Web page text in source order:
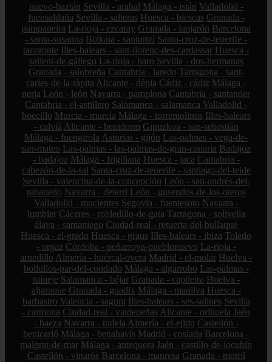
nuevo-baztán Sevilla - arahal Málaga - istán Valladolid -
fuensaldaña Sevilla - salteras Huesca - biescas Granada -
pampaneira La-rioja - ezcaray Granada - lanjarón Barcelona
- santa-susanna Bizkaia - santurtzi Santa-cruz-de-tenerife -
tacoronte Illes-balears - sant-llorenç-des-cardassar Huesca -
sallent-de-gállego La-rioja - haro Sevilla - dos-hermanas
Granada - salobreña Cantabria - laredo Tarragona - sant-
carles-de-la-ràpita Alicante - dénia Cádiz - cádiz Málaga -
nerja León - león Navarra - pamplona Cantabria - santander
Cantabria - el-astillero Salamanca - salamanca Valladolid -
boecillo Murcia - murcia Málaga - torremolinos Illes-balears
- calvià Alicante - benidorm Gipuzkoa - san-sebastián
Málaga - fuengirola Asturias - gijón Las-palmas - vega-de-
san-mateo Las-palmas - las-palmas-de-gran-canaria Badajoz
- badajoz Málaga - frigiliana Huesca - jaca Cantabria -
cabezón-de-la-sal Santa-cruz-de-tenerife - santiago-del-teide
Sevilla - valencina-de-la-concepción León - san-andrés-del-
rabanedo Navarra - deierri León - gusendos-de-los-oteros
Valladolid - mucientes Segovia - fuentesoto Navarra -
lumbier Cáceres - robledillo-de-gata Tarragona - solivella
álava - samaniego Ciudad-real - retuerta-del-bullaque
Huesca - el-grado Huesca - graus Illes-balears - ibiza Toledo
- orgaz Córdoba - peñarroya-pueblonuevo La-rioja -
arnedillo Almería - huércal-overa Madrid - el-molar Huelva -
bollullos-par-del-condado Málaga - algarrobo Las-palmas -
tuineje Salamanca - béjar Granada - capileira Huelva -
aljaraque Granada - guadix Málaga - manilva Huesca -
barbastro Valencia - sagunt Illes-balears - ses-salines Sevilla
- carmona Ciudad-real - valdepeñas Alicante - orihuela Jaén
- baeza Navarra - tudela Almería - el-ejido Castellón -
benicarló Málaga - benahavís Madrid - coslada Barcelona -
malgrat-de-mar Málaga - antequera Jaén - castillo-de-locubín
Castellón - vinaròs Barcelona - manresa Granada - motril